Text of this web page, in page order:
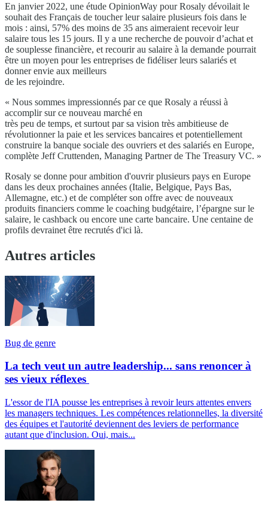
En janvier 2022, une étude OpinionWay pour Rosaly dévoilait le
souhait des Français de toucher leur salaire plusieurs fois dans le
mois : ainsi, 57% des moins de 35 ans aimeraient recevoir leur
salaire tous les 15 jours. Il y a une recherche de pouvoir d’achat et
de souplesse financière, et recourir au salaire à la demande pourrait
être un moyen pour les entreprises de fidéliser leurs salariés et
donner envie aux meilleurs
de les rejoindre.
« Nous sommes impressionnés par ce que Rosaly a réussi à
accomplir sur ce nouveau marché en
très peu de temps, et surtout par sa vision très ambitieuse de
révolutionner la paie et les services bancaires et potentiellement
construire la banque sociale des ouvriers et des salariés en Europe,
complète Jeff Cruttenden, Managing Partner de The Treasury VC. »
Rosaly se donne pour ambition d'ouvrir plusieurs pays en Europe
dans les deux prochaines années (Italie, Belgique, Pays Bas,
Allemagne, etc.) et de compléter son offre avec de nouveaux
produits financiers comme le coaching budgétaire, l’épargne sur le
salaire, le cashback ou encore une carte bancaire. Une centaine de
profils devrainet être recrutés d'ici là.
Autres articles
Bug de genre
La tech veut un autre leadership... sans renoncer à
ses vieux réflexes
L'essor de l'IA pousse les entreprises à revoir leurs attentes envers
les managers techniques. Les compétences relationnelles, la diversité
des équipes et l'autorité deviennent des leviers de performance
autant que d'inclusion. Oui, mais...